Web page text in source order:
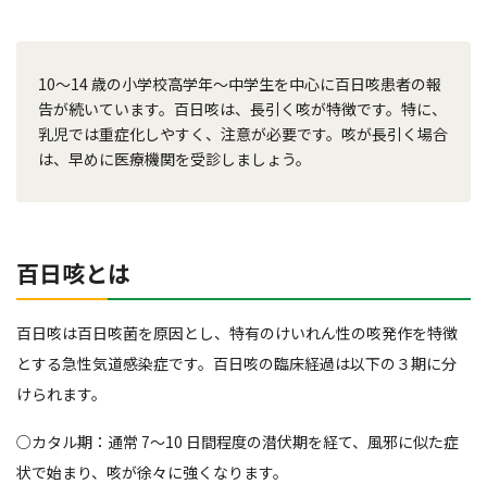
10～14 歳の小学校高学年～中学生を中心に百日咳患者の報
告が続いています。百日咳は、長引く咳が特徴です。特に、
乳児では重症化しやすく、注意が必要です。咳が長引く場合
は、早めに医療機関を受診しましょう。
百日咳とは
百日咳は百日咳菌を原因とし、特有のけいれん性の咳発作を特徴
とする急性気道感染症です。百日咳の臨床経過は以下の３期に分
けられます。
○カタル期：通常 7～10 日間程度の潜伏期を経て、風邪に似た症
状で始まり、咳が徐々に強くなります。